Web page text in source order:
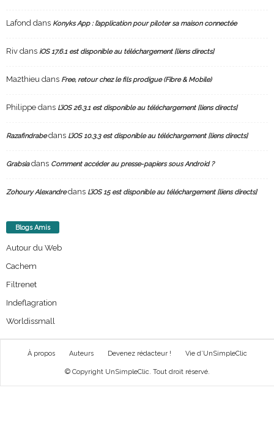
Lafond dans Konyks App : l’application pour piloter sa maison connectée
Riv dans iOS 17.6.1 est disponible au téléchargement [liens directs]
Ma2thieu dans Free, retour chez le fils prodigue (Fibre & Mobile)
Philippe dans L’iOS 26.3.1 est disponible au téléchargement [liens directs]
Razafindrabedans L’iOS 10.3.3 est disponible au téléchargement [liens directs]
Grabsiadans Comment accéder au presse-papiers sous Android ?
Zohoury Alexandredans L’iOS 15 est disponible au téléchargement [liens directs]
Blogs Amis
Autour du Web
Cachem
Filtrenet
Indeflagration
Worldissmall
À propos Auteurs Devenez rédacteur ! Vie d’UnSimpleClic
© Copyright UnSimpleClic. Tout droit réservé.